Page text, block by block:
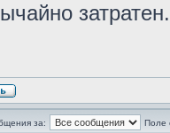
затратен.
за: Поле